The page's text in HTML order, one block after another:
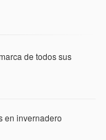
de todos sus
en invernadero